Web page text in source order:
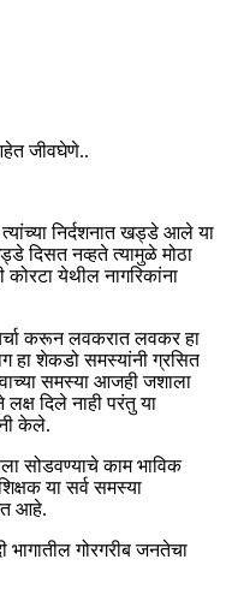
जीवघेणे..
निर्दशनात खड्डे आले या
दिसत नव्हते त्यामुळे मोठा
येथील नागरिकांना
करून लवकरात लवकर हा
हा शेकडो समस्यांनी ग्रसित
समस्या आजही जशाला
दिले नाही परंतु या
केले.
सोडवण्याचे काम भाविक
या सर्व समस्या
आहे.
गोरगरीब जनतेचा